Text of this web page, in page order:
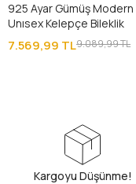
925 Ayar Gümüş Modern
Unısex Kelepçe Bileklik
7.569,99 TL9.089,99 TL
Kargoyu Düşünme!